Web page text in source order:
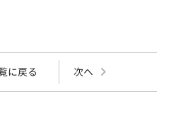
に戻る 次へ